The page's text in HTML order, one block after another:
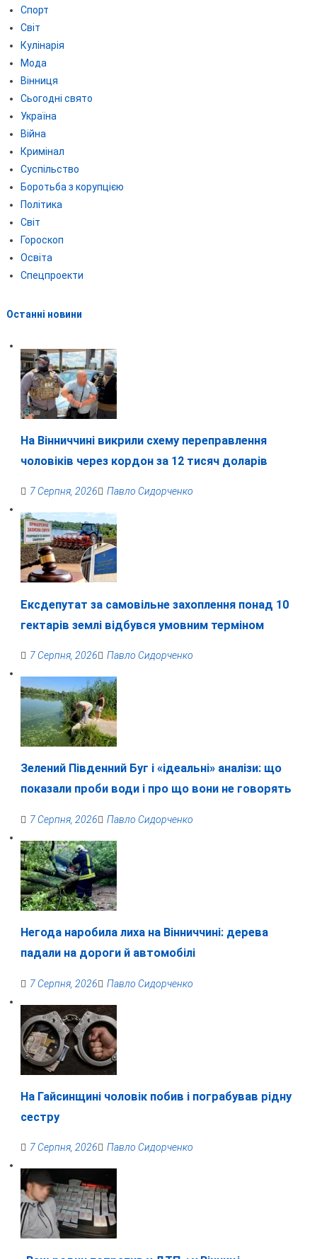
Спорт
Світ
Кулінарія
Мода
Вінниця
Сьогодні свято
Україна
Війна
Кримінал
Суспільство
Боротьба з корупцією
Політика
Світ
Гороскоп
Освіта
Спецпроекти
Останні новини
На Вінниччині викрили схему переправлення
чоловіків через кордон за 12 тисяч доларів
7 Серпня, 2026 Павло Сидорченко
Ексдепутат за самовільне захоплення понад 10
гектарів землі відбувся умовним терміном
7 Серпня, 2026 Павло Сидорченко
Зелений Південний Буг і «ідеальні» аналізи: що
показали проби води і про що вони не говорять
7 Серпня, 2026 Павло Сидорченко
Негода наробила лиха на Вінниччині: дерева
падали на дороги й автомобілі
7 Серпня, 2026 Павло Сидорченко
На Гайсинщині чоловік побив і пограбував рідну
сестру
7 Серпня, 2026 Павло Сидорченко